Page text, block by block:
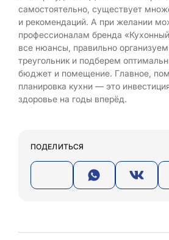
самостоятельно, существует
и рекомендаций. А при желании
профессионалам бренда
все нюансы, правильно
треугольник и подберем
бюджет и помещение. Главное,
планировка кухни — это
здоровье на годы вперёд.
ПОДЕЛИТЬСЯ